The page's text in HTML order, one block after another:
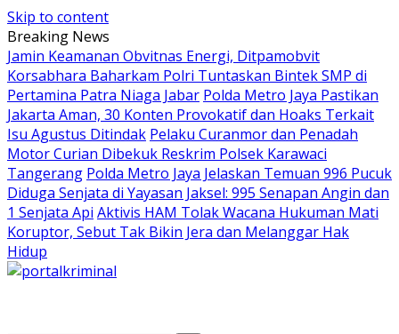
Skip to content
Breaking News
Jamin Keamanan Obvitnas Energi, Ditpamobvit
Korsabhara Baharkam Polri Tuntaskan Bintek SMP di
Pertamina Patra Niaga Jabar Polda Metro Jaya Pastikan
Jakarta Aman, 30 Konten Provokatif dan Hoaks Terkait
Isu Agustus Ditindak Pelaku Curanmor dan Penadah
Motor Curian Dibekuk Reskrim Polsek Karawaci
Tangerang Polda Metro Jaya Jelaskan Temuan 996 Pucuk
Diduga Senjata di Yayasan Jaksel: 995 Senapan Angin dan
1 Senjata Api Aktivis HAM Tolak Wacana Hukuman Mati
Koruptor, Sebut Tak Bikin Jera dan Melanggar Hak
Hidup